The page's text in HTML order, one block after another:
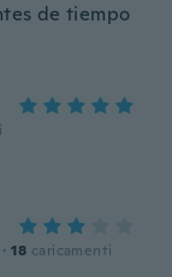
de tiempo
· 18 caricamenti